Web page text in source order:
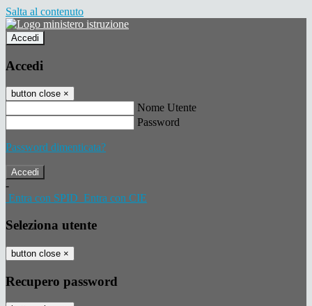
Salta al contenuto
Accedi
Accedi
button close ×
Nome Utente
Password
Password dimenticata?
-
Entra con SPID Entra con CIE
Seleziona utente
button close ×
Recupero password